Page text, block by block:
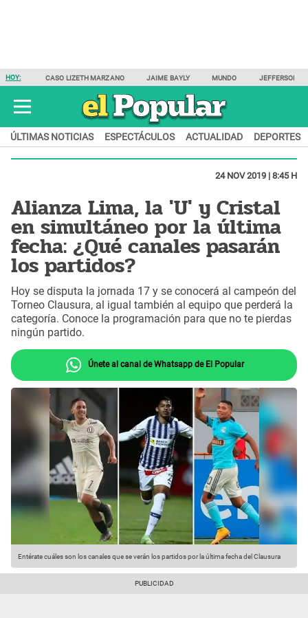
HOY: CASO LIZETH MARZANO JAIME BAYLY MUNDO JEFFERSON
ÚLTIMAS NOTICIAS ESPECTÁCULOS ACTUALIDAD DEPORTES
24 NOV 2019 | 8:45 H
Alianza Lima, la 'U' y Cristal
en simultáneo por la última
fecha: ¿Qué canales pasarán
los partidos?
Hoy se disputa la jornada 17 y se conocerá al campeón del
Torneo Clausura, al igual también al equipo que perderá la
categoría. Conoce la programación para que no te pierdas
ningún partido.
Únete al canal de Whatsapp de El Popular
Entérate cuáles son los canales que se verán los partidos por la última fecha del Clausura